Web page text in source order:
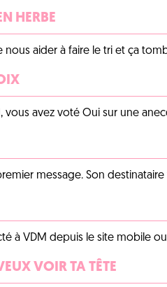
HERBE
nous aider à faire le tri et ça
vous avez voté Oui sur une
message. Son
à VDM depuis le site mobile
VOIR TA TÊTE